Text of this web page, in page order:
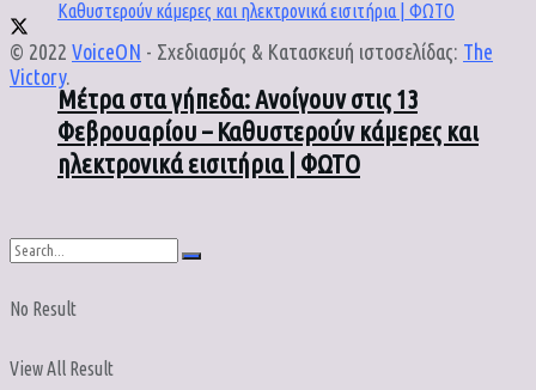
Μέτρα στα γήπεδα: Ανοίγουν στις 13
Φεβρουαρίου – Καθυστερούν κάμερες και
ηλεκτρονικά εισιτήρια | ΦΩΤΟ
No Result
View All Result
© 2022 VoiceON - Σχεδιασμός & Κατασκευή ιστοσελίδας: The
Victory.